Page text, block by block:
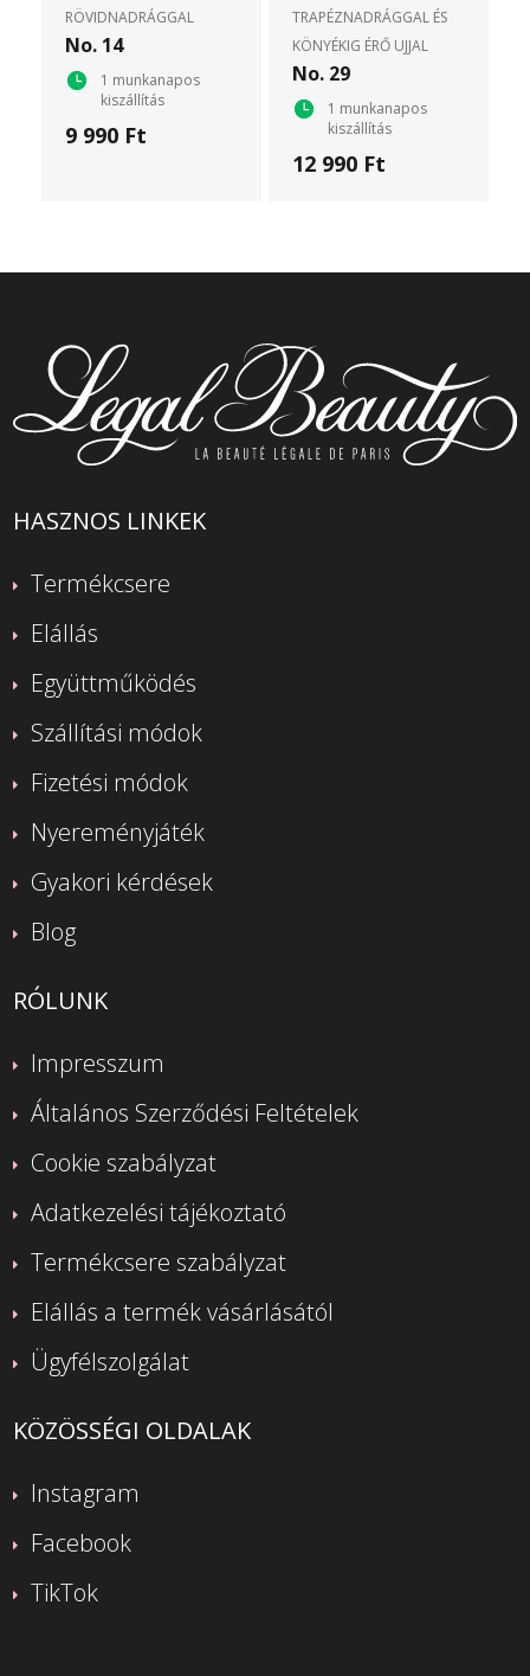
RÖVIDNADRÁGGAL
No. 14
1 munkanapos
kiszállítás
9 990 Ft
TRAPÉZNADRÁGGAL ÉS
KÖNYÉKIG ÉRŐ UJJAL
No. 29
1 munkanapos
kiszállítás
12 990 Ft
HASZNOS LINKEK
Termékcsere
Elállás
Együttműködés
Szállítási módok
Fizetési módok
Nyereményjáték
Gyakori kérdések
Blog
RÓLUNK
Impresszum
Általános Szerződési Feltételek
Cookie szabályzat
Adatkezelési tájékoztató
Termékcsere szabályzat
Elállás a termék vásárlásától
Ügyfélszolgálat
KÖZÖSSÉGI OLDALAK
Instagram
Facebook
TikTok